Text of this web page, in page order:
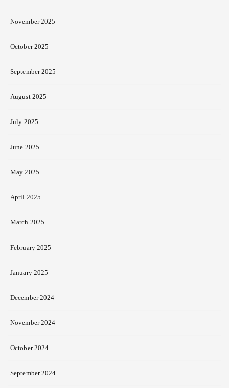
November 2025
October 2025
September 2025
August 2025
July 2025
June 2025
May 2025
April 2025
March 2025
February 2025
January 2025
December 2024
November 2024
October 2024
September 2024